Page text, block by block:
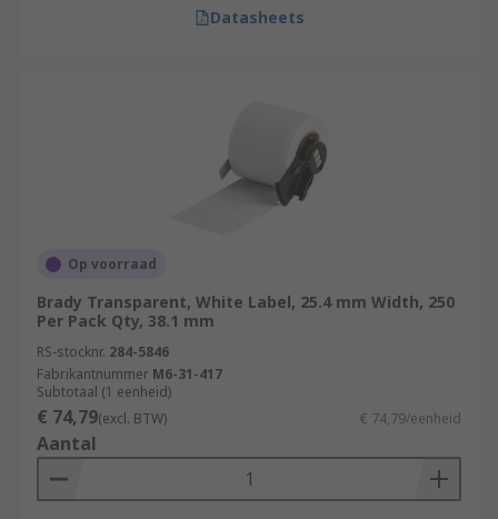
Datasheets
Op voorraad
Brady Transparent, White Label, 25.4 mm Width, 250
Per Pack Qty, 38.1 mm
RS-stocknr. 284-5846
Fabrikantnummer M6-31-417
Subtotaal (1 eenheid)
€ 74,79(excl. BTW) € 74,79/eenheid
Aantal